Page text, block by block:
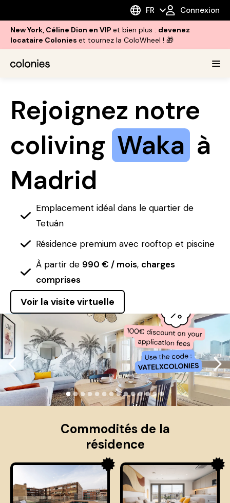
FR Connexion
New York, Céline Dion en VIP et bien plus : devenez
locataire Colonies et tournez la ColoWheel ! 🎁
Rejoignez notre
coliving Waka à
Madrid
Emplacement idéal dans le quartier de
Tetuán
Résidence premium avec rooftop et piscine
À partir de 990 € / mois, charges
comprises
Voir la visite virtuelle
●●●●●●●●●●●●●●
Commodités de la
résidence